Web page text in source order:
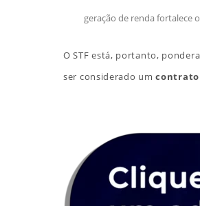
geração de renda fortalece
O STF está, portanto,
ser considerado umcontrato